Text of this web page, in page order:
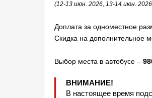
(12-13 июн. 2026, 13-14 июн.
Доплата за одноместное
Скидка на дополнительное
Выбор места в автобусе –
ВНИМАНИЕ!
В настоящее время